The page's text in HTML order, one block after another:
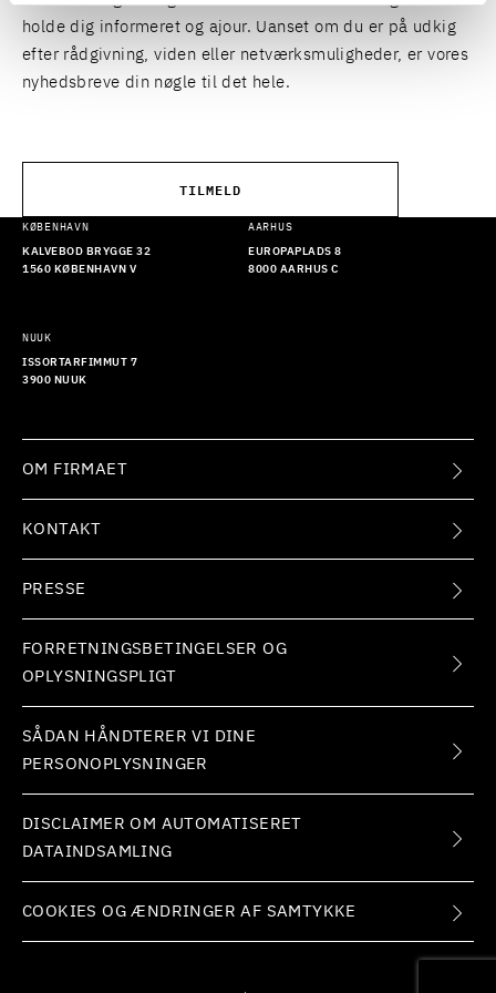
holde dig informeret og ajour. Uanset om du er på udkig
efter rådgivning, viden eller netværksmuligheder, er vores
nyhedsbreve din nøgle til det hele.
TILMELD
KØBENHAVN
KALVEBOD BRYGGE 32
1560 KØBENHAVN V
AARHUS
EUROPAPLADS 8
8000 AARHUS C
NUUK
ISSORTARFIMMUT 7
3900 NUUK
OM FIRMAET
KONTAKT
PRESSE
FORRETNINGSBETINGELSER OG
OPLYSNINGSPLIGT
SÅDAN HÅNDTERER VI DINE
PERSONOPLYSNINGER
DISCLAIMER OM AUTOMATISERET
DATAINDSAMLING
COOKIES OG ÆNDRINGER AF SAMTYKKE